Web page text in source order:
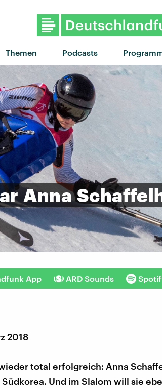
Themen Podcasts
Anna
App ARD Sounds
2018
total erfolgreich: Anna
Südkorea. Und im Slalom will sie